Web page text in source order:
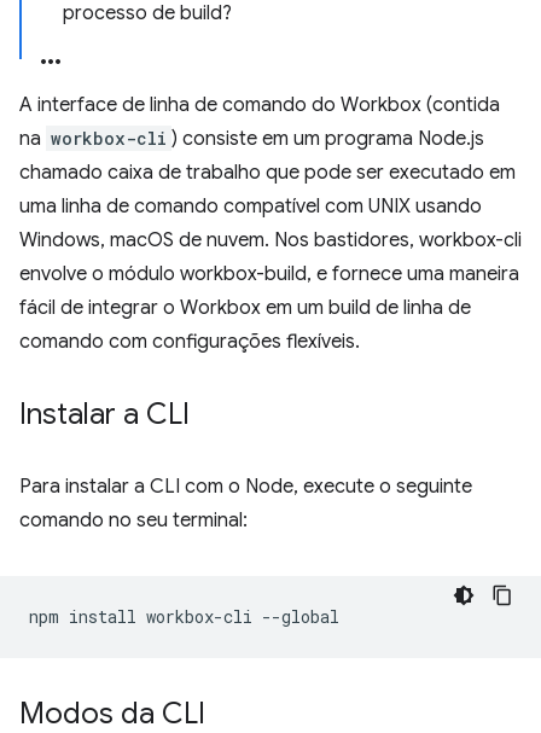
processo de build?
A interface de linha de comando do Workbox (contida
na workbox-cli ) consiste em um programa Node.js
chamado caixa de trabalho que pode ser executado em
uma linha de comando compatível com UNIX usando
Windows, macOS de nuvem. Nos bastidores, workbox-cli
envolve o módulo workbox-build, e fornece uma maneira
fácil de integrar o Workbox em um build de linha de
comando com configurações flexíveis.
Instalar a CLI
Para instalar a CLI com o Node, execute o seguinte
comando no seu terminal:
npm install workbox-cli
Modos da CLI